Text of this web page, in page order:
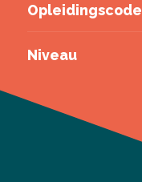
Opleidingscode
Niveau